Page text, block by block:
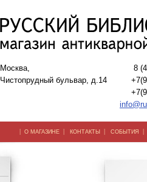
Москва,
Чистопрудный бульвар, д.14
8
| О МАГАЗИНЕ | КОНТАКТЫ | СОБЫТИЯ